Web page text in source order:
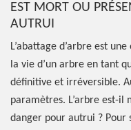
EST MORT OU
AUTRUI
L’abattage d’arbre est
la vie d’un arbre en tant
définitive et irréversible.
paramètres. L’arbre est-il
danger pour autrui ? Pour